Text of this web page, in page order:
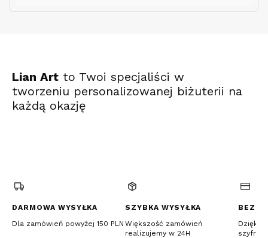
Lian Art to Twoi specjaliści w
tworzeniu personalizowanej biżuterii na
każdą okazję
karcie)
nowej
karcie)
nowej
karcie)
DARMOWA WYSYŁKA
Dla zamówień powyżej 150 PLN
SZYBKA WYSYŁKA
Większość zamówień
realizujemy w 24H
Dzięki